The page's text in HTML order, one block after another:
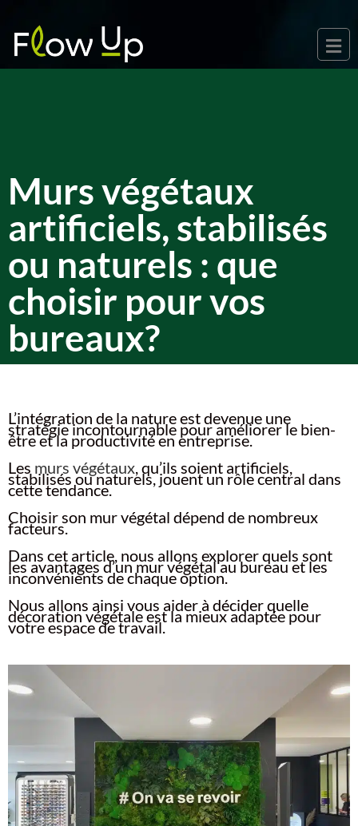
Murs végétaux
artificiels, stabilisés
ou naturels : que
choisir pour vos
bureaux?
L’intégration de la nature est devenue une
stratégie incontournable pour améliorer le bien-
être et la productivité en entreprise.
Les murs végétaux, qu’ils soient artificiels,
stabilisés ou naturels, jouent un rôle central dans
cette tendance.
Choisir son mur végétal dépend de nombreux
facteurs.
Dans cet article, nous allons explorer quels sont
les avantages d’un mur végétal au bureau et les
inconvénients de chaque option.
Nous allons ainsi vous aider à décider quelle
décoration végétale est la mieux adaptée pour
votre espace de travail.